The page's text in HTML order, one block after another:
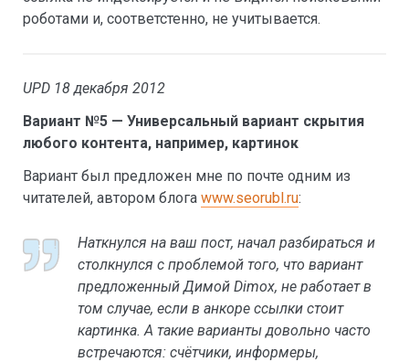
роботами и, соответстенно, не учитывается.
UPD 18 декабря 2012
Вариант №5 — Универсальный вариант скрытия
любого контента, например, картинок
Вариант был предложен мне по почте одним из
читателей, автором блога www.seorubl.ru:
Наткнулся на ваш пост, начал разбираться и
столкнулся с проблемой того, что вариант
предложенный Димой Dimox, не работает в
том случае, если в анкоре ссылки стоит
картинка. А такие варианты довольно часто
встречаются: счётчики, информеры,